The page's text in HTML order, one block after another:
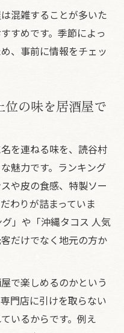
混雑することが多いた
すめです。季節によっ
、事前に情報をチェッ
の味を居酒屋で
を連ねる味を、読谷村
魅力です。ランキング
や皮の食感、特製ソー
わりが詰まっていま
」や「沖縄タコス 人気
だけでなく地元の方か
で楽しめるのかという
門店に引けを取らない
いるからです。例え